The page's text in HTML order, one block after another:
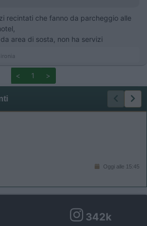
recintati che fanno da parcheggio alle
area di sosta, non ha servizi
< 1 >
Oggi alle 15:45
342k